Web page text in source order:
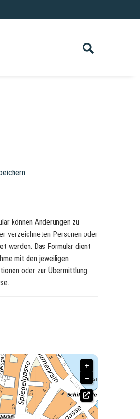
können Änderungen zu
verzeichneten Personen oder
werden. Das Formular dient
mit den jeweiligen
oder zur Übermittlung
+
−